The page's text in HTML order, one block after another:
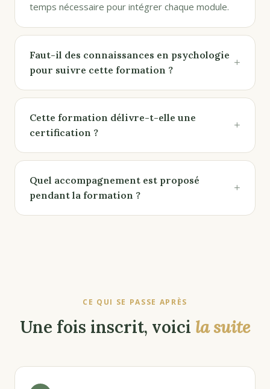
temps nécessaire pour intégrer chaque module.
Faut-il des connaissances en psychologie
pour suivre cette formation ?
+
Cette formation délivre-t-elle une
certification ?
+
Quel accompagnement est proposé
pendant la formation ?
+
CE QUI SE PASSE APRÈS
Une fois inscrit, voici la suite